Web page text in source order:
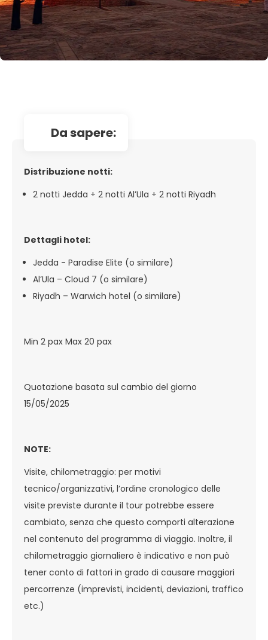
da sapere:
Distribuzione notti:
2 notti Jedda + 2 notti Al’Ula + 2 notti Riyadh
Dettagli hotel:
Jedda - Paradise Elite (o similare)
Al’Ula – Cloud 7 (o similare)
Riyadh – Warwich hotel (o similare)
Min 2 pax Max 20 pax
Quotazione basata sul cambio del giorno
15/05/2025
NOTE:
Visite, chilometraggio: per motivi
tecnico/organizzativi, l’ordine cronologico delle
visite previste durante il tour potrebbe essere
cambiato, senza che questo comporti alterazione
nel contenuto del programma di viaggio. Inoltre, il
chilometraggio giornaliero è indicativo e non può
tener conto di fattori in grado di causare maggiori
percorrenze (imprevisti, incidenti, deviazioni, traffico
etc.)